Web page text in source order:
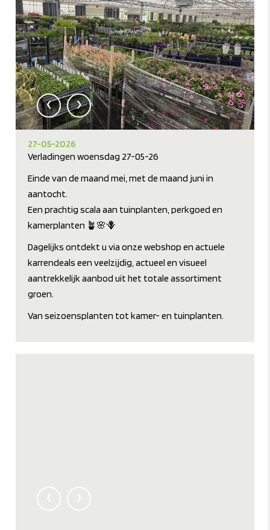
‹ ›
27-05-2026
Verladingen woensdag 27-05-26
Einde van de maand mei, met de maand juni in
aantocht.
Een prachtig scala aan tuinplanten, perkgoed en
kamerplanten 🪴🌸🪻
Dagelijks ontdekt u via onze webshop en actuele
karrendeals een veelzijdig, actueel en visueel
aantrekkelijk aanbod uit het totale assortiment
groen.
Van seizoensplanten tot kamer- en tuinplanten.
‹ ›